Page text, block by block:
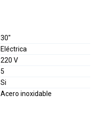
30"
Eléctrica
220 V
5
Si
Acero inoxidable